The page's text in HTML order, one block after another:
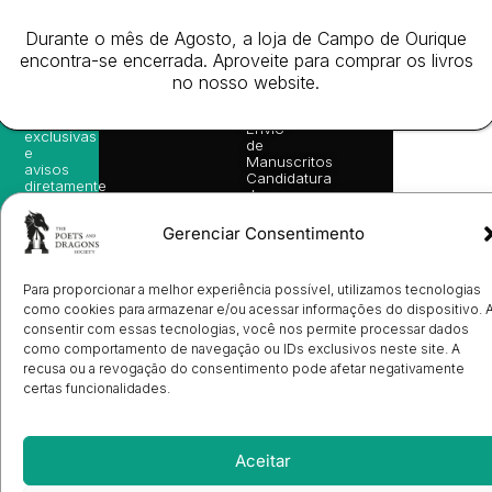
Gerenciar Consentimento
Para proporcionar a melhor experiência possível, utilizamos tecnologias
como cookies para armazenar e/ou acessar informações do dispositivo.
consentir com essas tecnologias, você nos permite processar dados
como comportamento de navegação ou IDs exclusivos neste site. A
recusa ou a revogação do consentimento pode afetar negativamente
certas funcionalidades.
Aceitar
info@poetsandragons.com
Eventos
Prémio
Ulysses
Sobre
Envio
de
Manuscritos
Candidatura
de
Registo
de
Cookies
(EU)
Livro de
de
leitura,
novidades
exclusivas
e
avisos
diretamente
e-mail.
os
direitos
Durante o mês de Agosto, a loja de Campo de Ourique
encontra-se encerrada. Aproveite para comprar os livros
no nosso website.